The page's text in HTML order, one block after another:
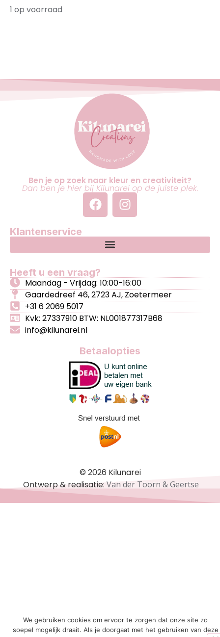
1 op voorraad
Ben je op zoek naar kleur en creativiteit?
Dan ben je hier bij Kilunarei op de juiste plek.
Klantenservice
Heeft u een vraag?
Maandag - Vrijdag: 10:00-16:00
Gaardedreef 46, 2723 AJ, Zoetermeer
+31 6 2069 5017
Kvk: 27337910 BTW: NL001877317B68
info@kilunarei.nl
Betaalopties
© 2026 Kilunarei
Ontwerp & realisatie:Van der Toorn & Geertse
We gebruiken cookies om ervoor te zorgen dat onze site zo
soepel mogelijk draait. Als je doorgaat met het gebruiken van deze